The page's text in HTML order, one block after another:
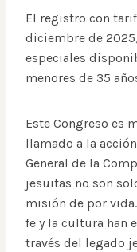
El registro con
diciembre de
especiales
menores de 35
Este Congreso es
llamado a la
General de la
jesuitas no son
misión de por
fe y la cultura han
través del legado